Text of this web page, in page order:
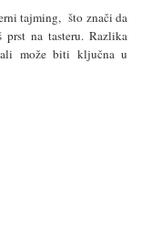
tajming, što znači da
na tasteru. Razlika
može biti ključna u